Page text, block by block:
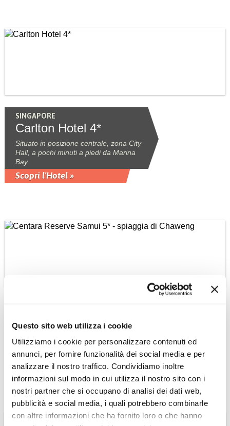
Questo sito web utilizza i cookie
Utilizziamo i cookie per personalizzare contenuti ed
annunci, per fornire funzionalità dei social media e per
analizzare il nostro traffico. Condividiamo inoltre
informazioni sul modo in cui utilizza il nostro sito con i
nostri partner che si occupano di analisi dei dati web,
pubblicità e social media, i quali potrebbero combinarle
con altre informazioni che ha fornito loro o che hanno
SINGAPORE
Carlton Hotel 4*
Situato in posizione centrale, zona City
Hall, a pochi minuti a piedi da Marina
Bay
Scopri l'Hotel »
Centara Reserve
Chaweng
Hotel ospitato in una moderna
costruzione in piacevole stile coloniale
Scopri l'Hotel »